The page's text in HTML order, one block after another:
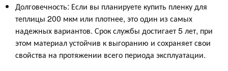
Долговечность: Если вы планируете купить пленку для
теплицы 200 мкм или плотнее, это один из самых
надежных вариантов. Срок службы достигает 5 лет, при
этом материал устойчив к выгоранию и сохраняет свои
свойства на протяжении всего периода эксплуатации.